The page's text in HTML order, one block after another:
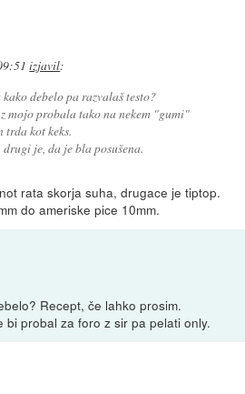
izjavil:
debelo pa razvalaš testo?
mojo probala tako na nekem "gumi"
trda kot keks.
je, da je bla posušena.
rata skorja suha, drugace je tiptop.
do ameriske pice 10mm.
Recept, če lahko prosim.
bi probal za foro z sir pa pelati only.